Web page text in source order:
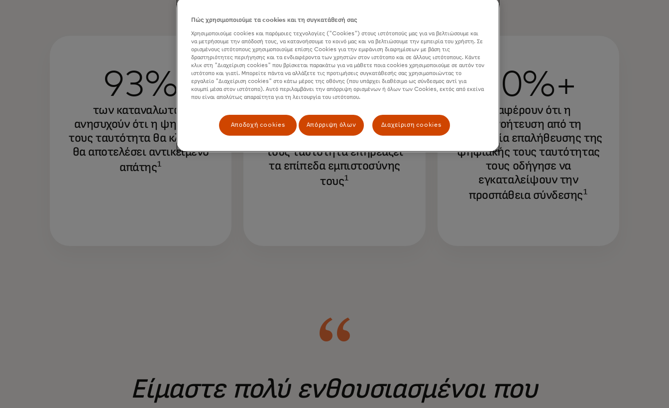
93%
των καταναλωτών
ανησυχούν ότι η ψηφιακή
τους ταυτότητα θα κλαπεί ή
θα αποτελέσει αντικείμενο
απάτης1
90%
τον οποίο ένας οργανισμός
επαληθεύει την ψηφιακή
τους ταυτότητα επηρεάζει
τα επίπεδα εμπιστοσύνης
τους1
70%+
αναφέρουν ότι η
απογοήτευση από τη
διαδικασία επαλήθευσης της
ψηφιακής τους ταυτότητας
τους οδήγησε να
εγκαταλείψουν την
προσπάθεια σύνδεσης1
Είμαστε πολύ ενθουσιασμένοι που
Πώς χρησιμοποιούμε τα cookies και τη συγκατάθεσή σας
Χρησιμοποιούμε cookies και παρόμοιες τεχνολογίες ("Cookies") στους ιστότοπούς μας για να βελτιώσουμε και
να μετρήσουμε την απόδοσή τους, να κατανοήσουμε το κοινό μας και να βελτιώσουμε την εμπειρία του χρήστη. Σε
ορισμένους ιστότοπους χρησιμοποιούμε επίσης Cookies για την εμφάνιση διαφημίσεων με βάση τις
δραστηριότητες περιήγησης και τα ενδιαφέροντα των χρηστών στον ιστότοπο και σε άλλους ιστότοπους. Κάντε
κλικ στη "Διαχείριση cookies" που βρίσκεται παρακάτω για να μάθετε ποια cookies χρησιμοποιούμε σε αυτόν τον
ιστότοπο και γιατί. Μπορείτε πάντα να αλλάξετε τις προτιμήσεις συγκατάθεσής σας χρησιμοποιώντας το
εργαλείο "Διαχείριση cookies" στο κάτω μέρος της οθόνης (που υπάρχει διαθέσιμο ως σύνδεσμος αντί για
κουμπί μέσα στον ιστότοπο). Αυτό περιλαμβάνει την απόρριψη ορισμένων ή όλων των Cookies, εκτός από εκείνα
που είναι απολύτως απαραίτητα για τη λειτουργία του ιστότοπου.
Αποδοχή cookies Απόρριψη όλων Διαχείριση cookies